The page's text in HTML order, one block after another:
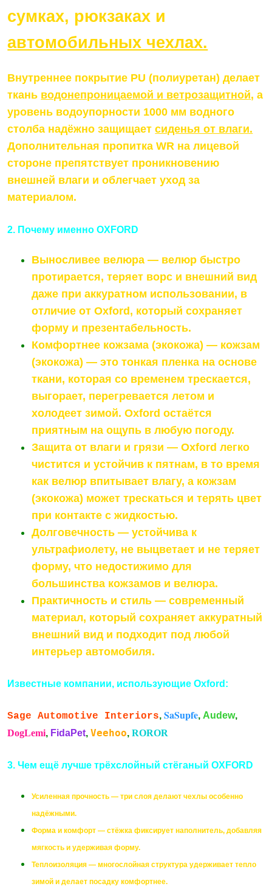
сумках, рюкзаках и
автомобильных чехлах.
Внутреннее покрытие PU (полиуретан) делает
ткань водонепроницаемой и ветрозащитной, а
уровень водоупорности 1000 мм водного
столба надёжно защищаетсиденья от влаги.
Дополнительная пропитка WR на лицевой
стороне препятствует проникновению
внешней влаги и облегчает уход за
материалом.
2. Почему именно OXFORD
Выносливее велюра — велюр быстро
протирается, теряет ворс и внешний вид
даже при аккуратном использовании, в
отличие от Oxford, который сохраняет
форму и презентабельность.
Комфортнее кожзама (экокожа) — кожзам
(экокожа) — это тонкая пленка на основе
ткани, которая со временем трескается,
выгорает, перегревается летом и
холодеет зимой. Oxford остаётся
приятным на ощупь в любую погоду.
Защита от влаги и грязи — Oxford легко
чистится и устойчив к пятнам, в то время
как велюр впитывает влагу, а кожзам
(экокожа) может трескаться и терять цвет
при контакте с жидкостью.
Долговечность — устойчива к
ультрафиолету, не выцветает и не теряет
форму, что недостижимо для
большинства кожзамов и велюра.
Практичность и стиль — современный
материал, который сохраняет аккуратный
внешний вид и подходит под любой
интерьер автомобиля.
Известные компании, использующие Oxford:
Sage Automotive Interiors,SaSupfe, Audew,
DogLemi, FidaPet,Veehoo,ROROR
3. Чем ещё лучше трёхслойный стёганый OXFORD
Усиленная прочность — три слоя делают чехлы особенно
надёжными.
Форма и комфорт — стёжка фиксирует наполнитель, добавляя
мягкость и удерживая форму.
Теплоизоляция — многослойная структура удерживает тепло
зимой и делает посадку комфортнее.